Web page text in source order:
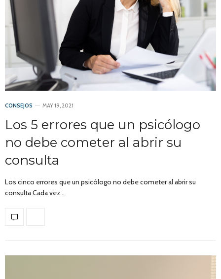
CONSEJOS MAY 19, 2021
Los 5 errores que un psicólogo
no debe cometer al abrir su
consulta
Los cinco errores que un psicólogo no debe cometer al abrir su
consulta Cada vez…